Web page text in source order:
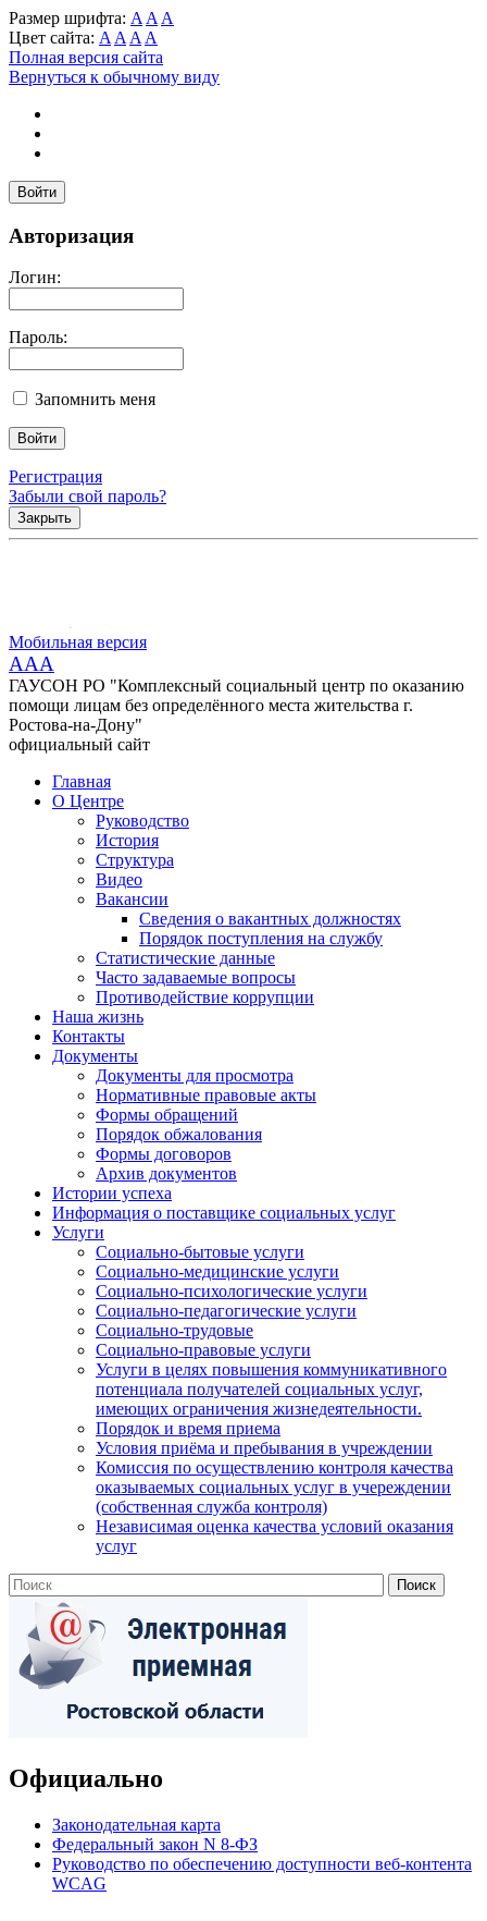
Размер шрифта: A A A
Цвет сайта: A A A A
Полная версия сайта
Вернуться к обычному виду
Войти
Авторизация
Логин:
Пароль:
Запомнить меня
Регистрация
Забыли свой пароль?
Закрыть
Мобильная версия
AAA
ГАУСОН РО "Комплексный социальный центр по оказанию
помощи лицам без определённого места жительства г.
Ростова-на-Дону"
официальный сайт
Главная
О Центре
Руководство
История
Структура
Видео
Вакансии
Сведения о вакантных должностях
Порядок поступления на службу
Статистические данные
Часто задаваемые вопросы
Противодействие коррупции
Наша жизнь
Контакты
Документы
Документы для просмотра
Нормативные правовые акты
Формы обращений
Порядок обжалования
Формы договоров
Архив документов
Истории успеха
Информация о поставщике социальных услуг
Услуги
Социально-бытовые услуги
Социально-медицинские услуги
Социально-психологические услуги
Социально-педагогические услуги
Социально-трудовые
Социально-правовые услуги
Услуги в целях повышения коммуникативного
потенциала получателей социальных услуг,
имеющих ограничения жизнедеятельности.
Порядок и время приема
Условия приёма и пребывания в учреждении
Комиссия по осуществлению контроля качества
оказываемых социальных услуг в учереждении
(собственная служба контроля)
Независимая оценка качества условий оказания
услуг
Официально
Законодательная карта
Федеральный закон N 8-ФЗ
Руководство по обеспечению доступности веб-контента
WCAG